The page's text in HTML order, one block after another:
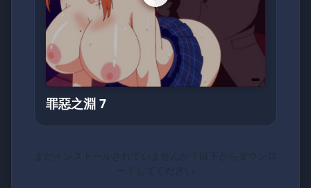
罪惡之淵 7
まだインストールされていませんか？以下からダウンロ
ードしてください